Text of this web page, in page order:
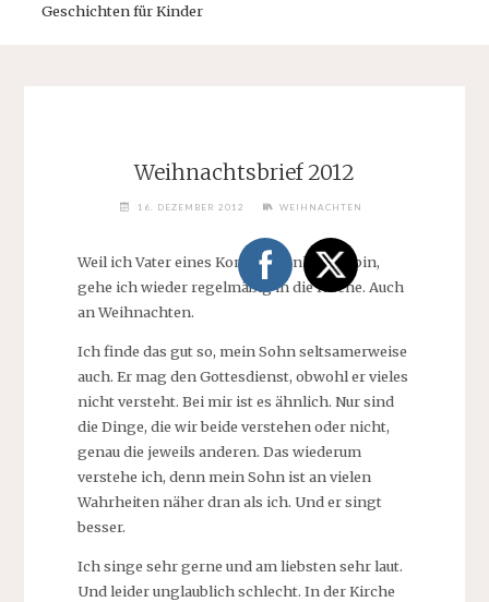
Geschichten für Kinder
Weihnachtsbrief 2012
16. DEZEMBER 2012 WEIHNACHTEN
Weil ich Vater eines Kommunionkindes bin,
gehe ich wieder regelmäßig in die Kirche. Auch
an Weihnachten.
Ich finde das gut so, mein Sohn seltsamerweise
auch. Er mag den Gottesdienst, obwohl er vieles
nicht versteht. Bei mir ist es ähnlich. Nur sind
die Dinge, die wir beide verstehen oder nicht,
genau die jeweils anderen. Das wiederum
verstehe ich, denn mein Sohn ist an vielen
Wahrheiten näher dran als ich. Und er singt
besser.
Ich singe sehr gerne und am liebsten sehr laut.
Und leider unglaublich schlecht. In der Kirche